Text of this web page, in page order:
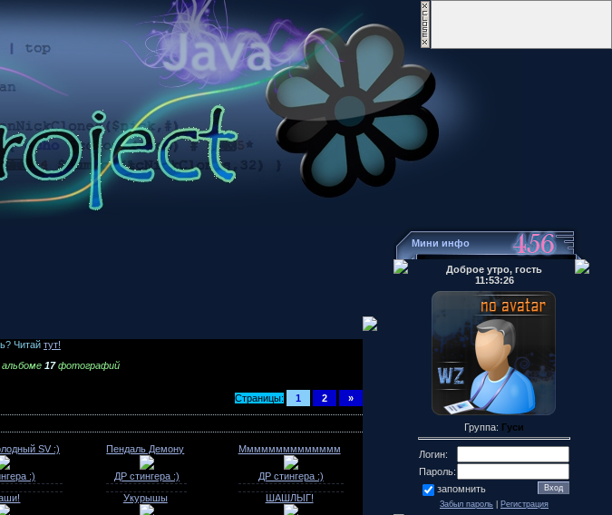
Читай тут!
17фотографий
Страницы: 1 2 »
SV :)
:)
Пендаль Демону
ДР стингера :)
Мммммммммммммм
ДР стингера :)
Укурышы ШАШЛЫГ!
Мини инфо
Доброе утро, гость
11:53:26
Группа: Гуси
Логин:
Пароль:
запомнить
Забыл пароль Регистрация